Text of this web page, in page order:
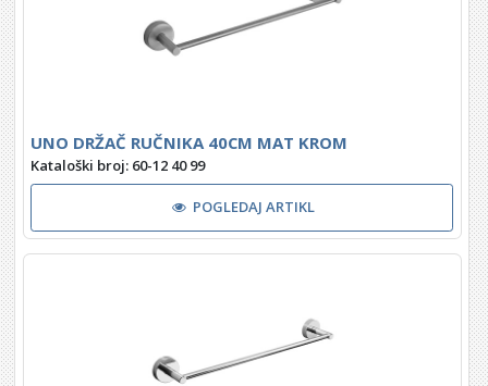
UNO DRŽAČ RUČNIKA 40CM MAT KROM
Kataloški broj: 60-12 40 99
POGLEDAJ ARTIKL